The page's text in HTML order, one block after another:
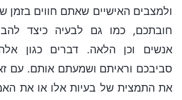
ולמצבים האישיים שאתם חווים
חובתכם, כמו גם לבעיה כיצד
אנשים וכן הלאה. דברים כגון
סביבכם וראיתם ושמעתם אותם. עם
את התמצית של בעיות אלו או את